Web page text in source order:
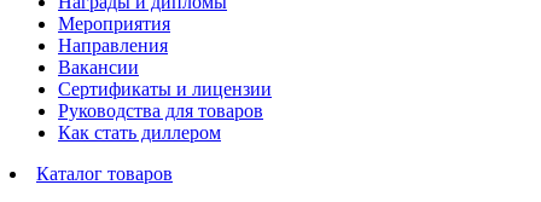
Мероприятия
Направления
Вакансии
Сертификаты и лицензии
Руководства для товаров
Как стать диллером
Каталог товаров